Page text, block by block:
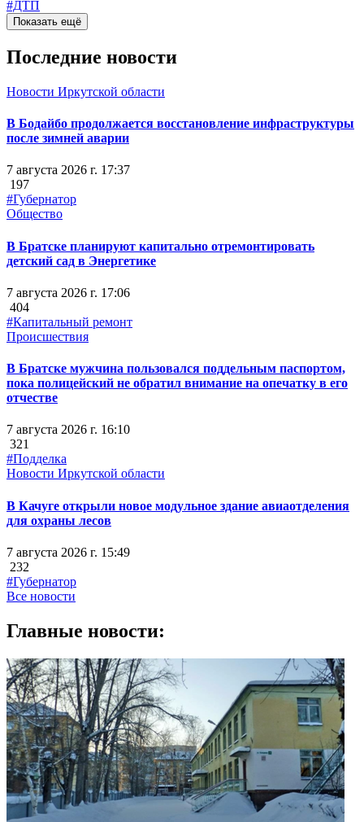
#ДТП
Показать ещё
Последние новости
Новости Иркутской области
В Бодайбо продолжается восстановление инфраструктуры
после зимней аварии
7 августа 2026 г. 17:37
197
#Губернатор
Общество
В Братске планируют капитально отремонтировать
детский сад в Энергетике
7 августа 2026 г. 17:06
404
#Капитальный ремонт
Происшествия
В Братске мужчина пользовался поддельным паспортом,
пока полицейский не обратил внимание на опечатку в его
отчестве
7 августа 2026 г. 16:10
321
#Подделка
Новости Иркутской области
В Качуге открыли новое модульное здание авиаотделения
для охраны лесов
7 августа 2026 г. 15:49
232
#Губернатор
Все новости
Главные новости: